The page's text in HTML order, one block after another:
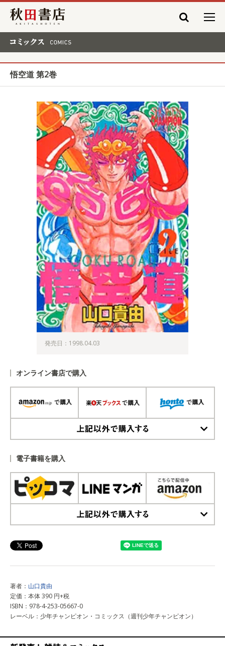
秋田書店
悟空道 第2巻
発売日：1998.04.03
オンライン書店で購入
電子書籍を購入
著者： 山口貴由
定価：本体 390 円+税
ISBN：978-4-253-05667-0
レーベル：少年チャンピオン・コミックス（週刊少年チャンピオン）